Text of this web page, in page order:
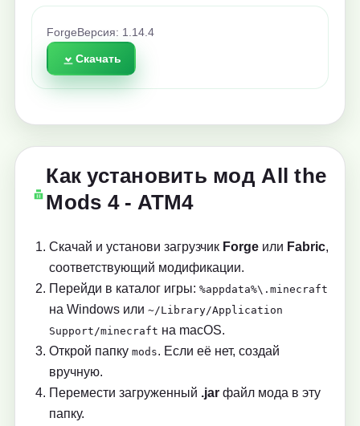
Forge Версия: 1.14.4
Скачать
Как установить мод All the
Mods 4 - ATM4
Скачай и установи загрузчик Forge или Fabric,
соответствующий модификации.
Перейди в каталог игры: %appdata%\.minecraft
на Windows или ~/Library/Application
Support/minecraft на macOS.
Открой папку mods. Если её нет, создай
вручную.
Перемести загруженный .jar файл мода в эту
папку.